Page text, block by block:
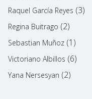
Raquel García Reyes (3)
Regina Buitrago (2)
Sebastian Muñoz (1)
Victoriano Albillos (6)
Yana Nersesyan (2)